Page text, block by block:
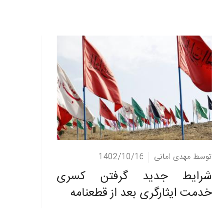
ادامه مطلب توسط مهدی امانی 1402/10/16
شرایط جدید گرفتن کسری
خدمت ایثارگری بعد از قطعنامه